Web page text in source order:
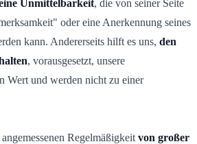
Unmittelbarkeit, die von seiner Seite
oder eine Anerkennung seines
kann. Andererseits hilft es uns, den
, vorausgesetzt, unsere
Wert und werden nicht zu einer
Regelmäßigkeit von großer